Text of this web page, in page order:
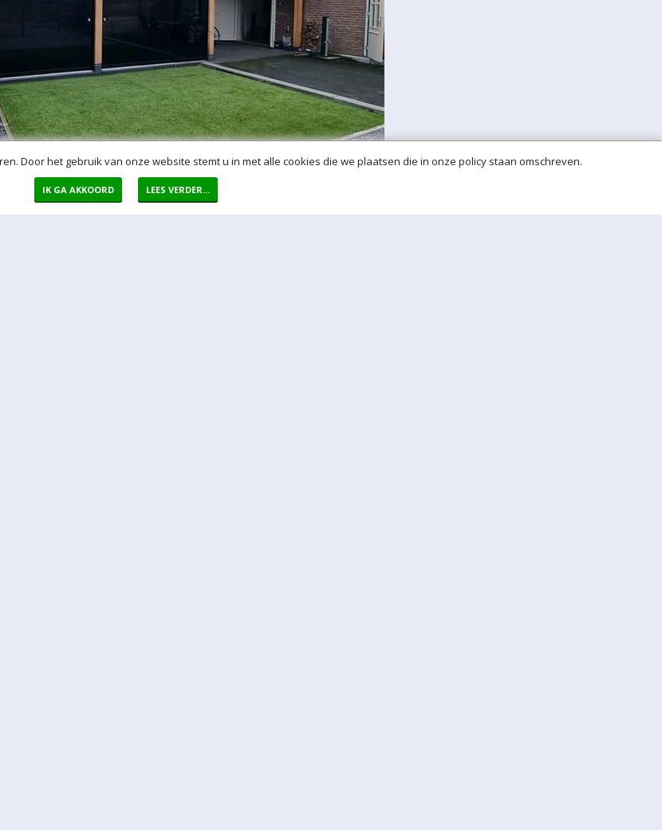
Door het gebruik van onze website stemt u in met alle cookies die we plaatsen die in onze policy staan omschreven.
IK GA AKKOORD LEES VERDER...